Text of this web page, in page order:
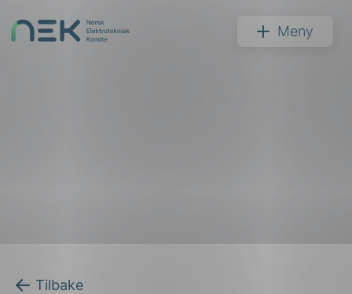
NEK Meny
Tilbake